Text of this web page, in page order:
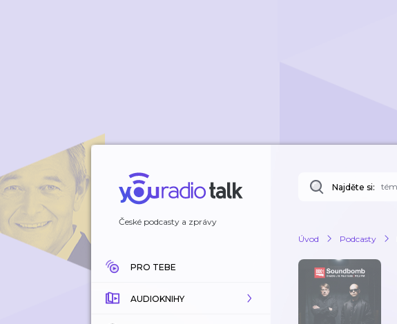
České podcasty a zprávy
PRO TEBE
AUDIOKNIHY
Najděte si:
Úvod Podcasty